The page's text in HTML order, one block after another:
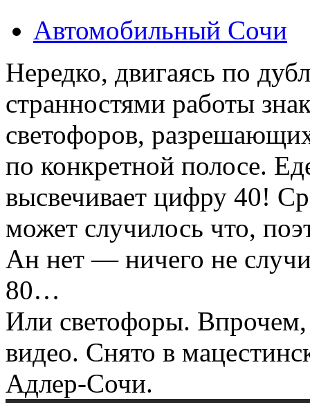
Автомобильный Сочи
Нередко, двигаясь по
странностями работы
светофоров,
по конкретной полосе.
высвечивает цифру 40!
может случилось что,
Ан нет — ничего не
80…
Или светофоры. Впрочем,
видео. Снято в
Адлер-Сочи.